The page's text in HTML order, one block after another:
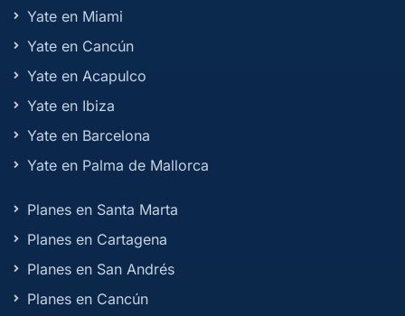
Yate en Miami
Yate en Cancún
Yate en Acapulco
Yate en Ibiza
Yate en Barcelona
Yate en Palma de Mallorca
Planes en Santa Marta
Planes en Cartagena
Planes en San Andrés
Planes en Cancún